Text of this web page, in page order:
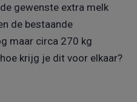
gewenste extra melk
de bestaande
maar circa 270 kg
krijg je dit voor elkaar?